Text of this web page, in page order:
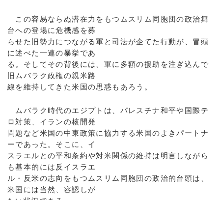
この容易ならぬ潜在力をもつムスリム同胞団の政治舞
台への登場に危機感を募
らせた旧勢力につながる軍と司法が企てた行動が、冒頭
に述べた一連の暴挙であ
る。そしてその背後には、軍に多額の援助を注ぎ込んで
旧ムバラク政権の親米路
線を維持してきた米国の思惑もあろう。
ムバラク時代のエジプトは、パレスチナ和平や国際テ
ロ対策、イランの核開発
問題など米国の中東政策に協力する米国のよきパートナ
ーであった。そこに、イ
スラエルとの平和条約や対米関係の維持は明言しながら
も基本的には反イスラエ
ル・反米の志向をもつムスリム同胞団の政治的台頭は、
米国には当然、容認しが